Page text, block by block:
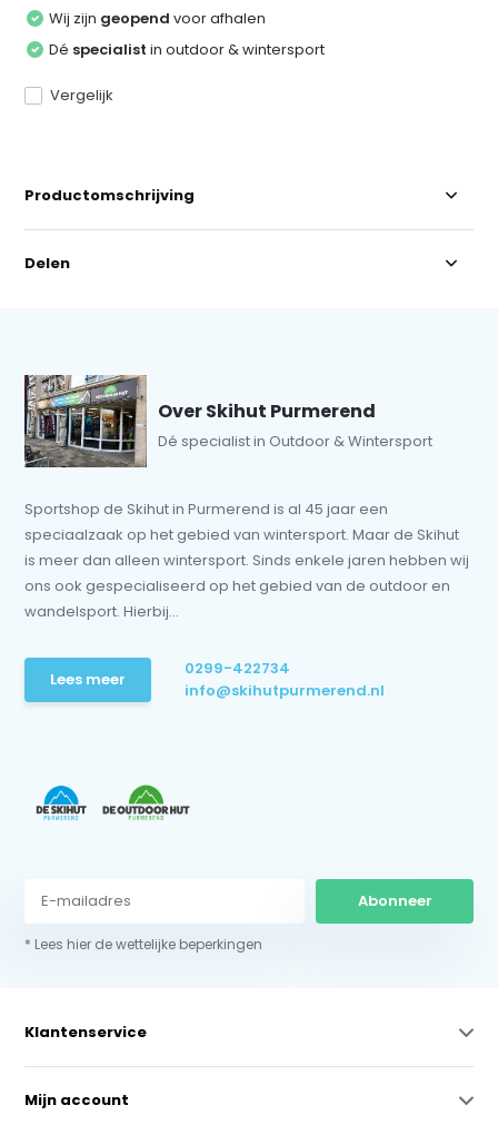
Wij zijn geopend voor afhalen
Dé specialist in outdoor & wintersport
Vergelijk
Productomschrijving
Delen
Over Skihut Purmerend
Dé specialist in Outdoor & Wintersport
Sportshop de Skihut in Purmerend is al 45 jaar een
speciaalzaak op het gebied van wintersport. Maar de Skihut
is meer dan alleen wintersport. Sinds enkele jaren hebben wij
ons ook gespecialiseerd op het gebied van de outdoor en
wandelsport. Hierbij...
Lees meer
0299-422734
info@skihutpurmerend.nl
Abonneer
* Lees hier de wettelijke beperkingen
Klantenservice
Mijn account